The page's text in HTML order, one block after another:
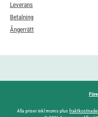
Leverans
Betalning
Ångerrätt
Alla priser inkl moms plus